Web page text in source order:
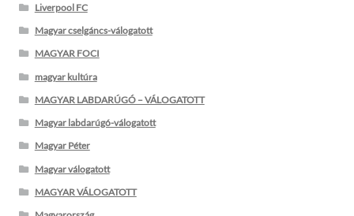
Liverpool FC
Magyar cselgáncs-válogatott
MAGYAR FOCI
magyar kultúra
MAGYAR LABDARÚGÓ – VÁLOGATOTT
Magyar labdarúgó-válogatott
Magyar Péter
Magyar válogatott
MAGYAR VÁLOGATOTT